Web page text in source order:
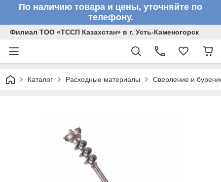
По наличию товара и цены, уточняйте по
телефону.
Филиал ТОО «ТССП Казахстан» в г. Усть-Каменогорск
Каталог Расходные материалы Сверление и